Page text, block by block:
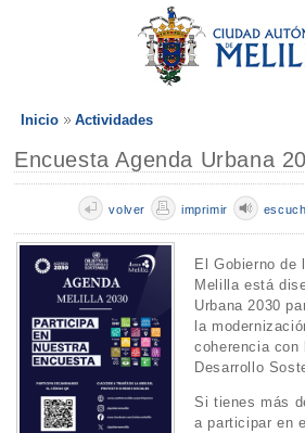
Inicio Actividades
Encuesta Agenda Urbana
imprimir
volver
El Gobierno de
Melilla está
Urbana 2030
la
coherencia
Desarrollo
Si tienes más
a participar en